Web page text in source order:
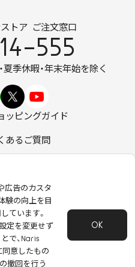
トア ご注文窓口
555
夏季休暇・年末年始を除く
ッピングガイド
あるご質問
いただくために
表記
会社概要
針
会員規約
広告のカスタ
験の向上を目
ています。
定を変更せず
で、Naris
同意したもの
撤回を行う
OK